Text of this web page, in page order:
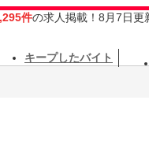
件の求人掲載！8月7日更
キープしたバイト